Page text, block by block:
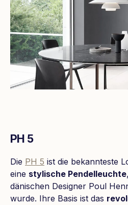
PH 5
Die PH 5 ist die bekannteste
eine stylische Pendelleuchte
dänischen Designer Poul
wurde. Ihre Basis ist das